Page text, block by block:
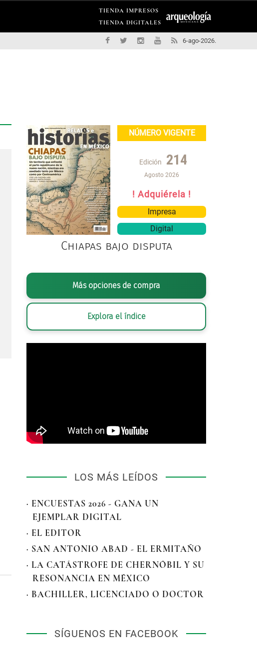
TIENDA IMPRESOS
TIENDA DIGITALES
6-ago-2026.
NÚMERO VIGENTE
Edición 214
Agosto 2026
! Adquiérela !
Impresa
Digital
Chiapas bajo disputa
Más opciones de compra
Explora el índice
LOS MÁS LEÍDOS
· ENCUESTAS 2026 - GANA UN
EJEMPLAR DIGITAL
· EL EDITOR
· SAN ANTONIO ABAD - EL ERMITAÑO
· LA CATÁSTROFE DE CHERNÓBIL Y SU
RESONANCIA EN MÉXICO
· BACHILLER, LICENCIADO O DOCTOR
SÍGUENOS EN FACEBOOK